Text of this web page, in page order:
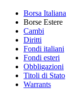
Borsa Italiana
Borse Estere
Cambi
Diritti
Fondi italiani
Fondi esteri
Obbligazioni
Titoli di Stato
Warrants